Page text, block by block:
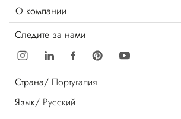
О компании
Следите за нами
Страна/ Португалия
Язык/ Русский